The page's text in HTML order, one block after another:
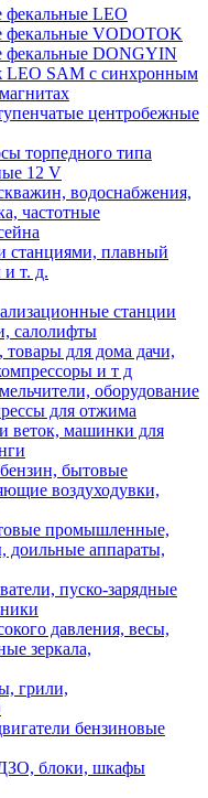
LEO
фекальные VODOTOK
фекальные DONGYIN
SAM с синхронным
центробежные
торпедного типа
12 V
водоснабжения,
частотные
станциями, плавный
и т. д.
станции
салолифты
товары для дома дачи,
и т д
оборудование
для отжима
веток, машинки для
бытовые
воздуходувки,
промышленные,
аппараты,
пуско-зарядные
давления, весы,
зеркала,
грили,
бензиновые
блоки, шкафы